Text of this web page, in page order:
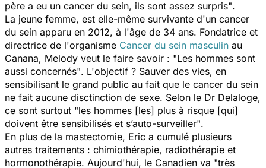
père a eu un cancer du sein, ils sont assez surpris".
La jeune femme, est elle-même survivante d'un cancer
du sein apparu en 2012, à l'âge de 34 ans. Fondatrice et
directrice de l'organisme Cancer du sein masculin au
Canana, Melody veut le faire savoir : "Les hommes sont
aussi concernés". L'objectif ? Sauver des vies, en
sensibilisant le grand public au fait que le cancer du sein
ne fait aucune disctinction de sexe. Selon le Dr Delaloge,
ce sont surtout "les hommes [les] plus à risque [qui]
doivent être sensibilisés et s’auto-surveiller".
En plus de la mastectomie, Eric a cumulé plusieurs
autres traitements : chimiothérapie, radiothérapie et
hormonothérapie. Aujourd'hui, le Canadien va "très